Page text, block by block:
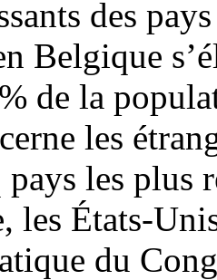
des
Belgique
de la
les
les plus
les États-
du